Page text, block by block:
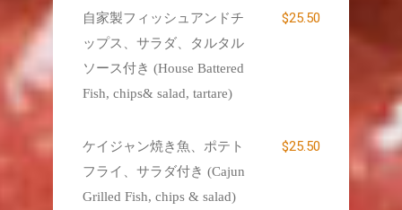
自家製フィッシュアンドチ
ップス、サラダ、タルタル
ソース付き (House Battered
Fish, chips& salad, tartare)
$25.50
ケイジャン焼き魚、ポテト
フライ、サラダ付き (Cajun
Grilled Fish, chips & salad)
$25.50